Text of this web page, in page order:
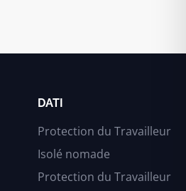
DATI
Protection du Travailleur
Isolé nomade
Protection du Travailleur